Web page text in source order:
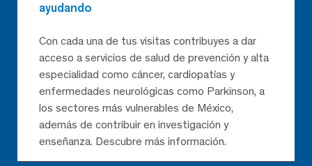
ayudando
Con cada una de tus visitas contribuyes a dar
acceso a servicios de salud de prevención y alta
especialidad como cáncer, cardiopatías y
enfermedades neurológicas como Parkinson, a
los sectores más vulnerables de México,
además de contribuir en investigación y
enseñanza. Descubre más información.